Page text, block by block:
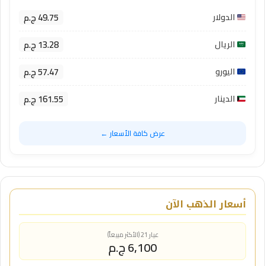
الدولار 49.75 ج.م
الريال 13.28 ج.م
اليورو 57.47 ج.م
الدينار 161.55 ج.م
عرض كافة الأسعار ←
أسعار الذهب الآن
عيار 21 (الأكثر مبيعاً)
6,100 ج.م